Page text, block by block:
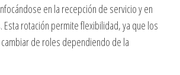
en la recepción de servicio y en
Esta rotación permite flexibilidad, ya que los
de roles dependiendo de la